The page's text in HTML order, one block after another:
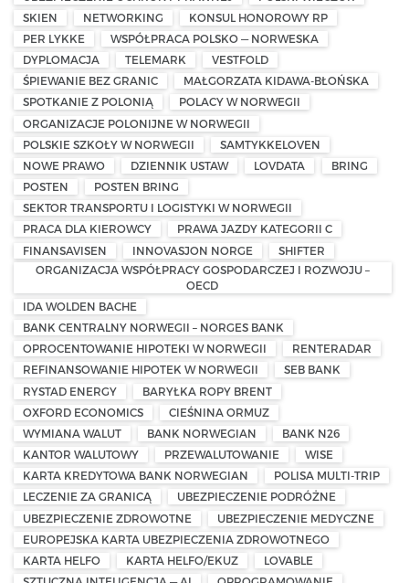
SKIEN
NETWORKING
KONSUL HONOROWY RP
PER LYKKE
WSPÓŁPRACA POLSKO — NORWESKA
DYPLOMACJA
TELEMARK
VESTFOLD
ŚPIEWANIE BEZ GRANIC
MAŁGORZATA KIDAWA-BŁOŃSKA
SPOTKANIE Z POLONIĄ
POLACY W NORWEGII
ORGANIZACJE POLONIJNE W NORWEGII
POLSKIE SZKOŁY W NORWEGII
SAMTYKKELOVEN
NOWE PRAWO
DZIENNIK USTAW LOVDATA
BRING
POSTEN
POSTEN BRING
SEKTOR TRANSPORTU I LOGISTYKI W NORWEGII
PRACA DLA KIEROWCY
PRAWA JAZDY KATEGORII C
FINANSAVISEN
INNOVASJON NORGE
SHIFTER
ORGANIZACJA WSPÓŁPRACY GOSPODARCZEJ I ROZWOJU –
OECD
IDA WOLDEN BACHE
BANK CENTRALNY NORWEGII – NORGES BANK
OPROCENTOWANIE HIPOTEKI W NORWEGII
RENTERADAR
REFINANSOWANIE HIPOTEK W NORWEGII
SEB BANK
RYSTAD ENERGY
BARYŁKA ROPY BRENT
OXFORD ECONOMICS
CIEŚNINA ORMUZ
WYMIANA WALUT
BANK NORWEGIAN
BANK N26
KANTOR WALUTOWY
PRZEWALUTOWANIE
WISE
KARTA KREDYTOWA BANK NORWEGIAN
POLISA MULTI-TRIP
LECZENIE ZA GRANICĄ
UBEZPIECZENIE PODRÓŻNE
UBEZPIECZENIE ZDROWOTNE
UBEZPIECZENIE MEDYCZNE
EUROPEJSKA KARTA UBEZPIECZENIA ZDROWOTNEGO
KARTA HELFO
KARTA HELFO/EKUZ
LOVABLE